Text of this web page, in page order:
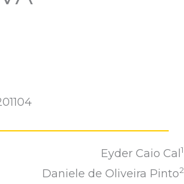
Eyder Caio Cal 1
Daniele de Oliveira Pinto2